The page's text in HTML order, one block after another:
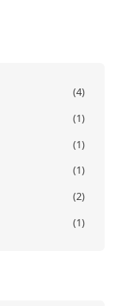
(4)
(1)
(1)
(1)
(2)
(1)